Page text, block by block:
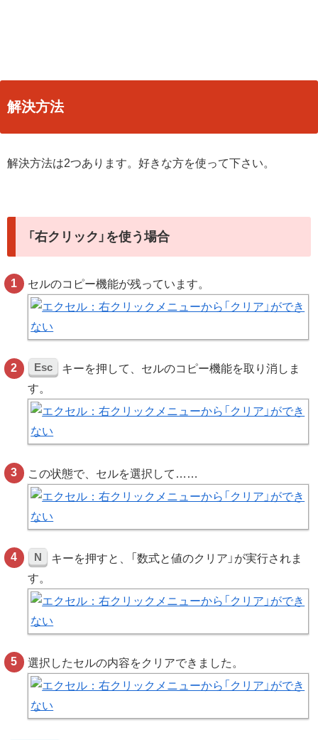
解決方法
解決方法は2つあります。好きな方を使って下さい。
「右クリック」を使う場合
セルのコピー機能が残っています。
Esc
キーを押して、セルのコピー機能を取り消しま
す。
この状態で、セルを選択して……
N
キーを押すと、「数式と値のクリア」が実行されま
す。
選択したセルの内容をクリアできました。